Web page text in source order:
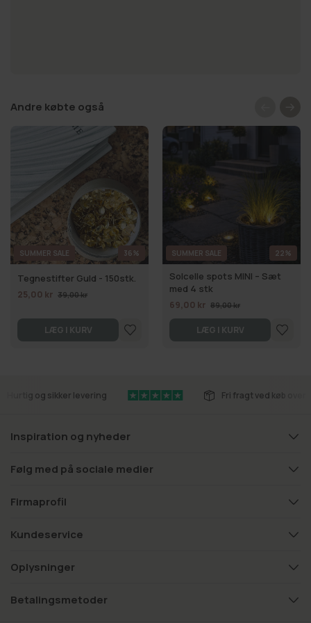
Andre købte også
SUMMER SALE 36%
Tegnestifter Guld - 150stk.
25,00 kr 39,00 kr
LÆG I KURV
SUMMER SALE 22%
Solcelle spots MINI – Sæt
med 4 stk
69,00 kr 89,00 kr
LÆG I KURV
Hurtig og sikker levering Fri fragt ved køb over
Inspiration og nyheder
Følg med på sociale medier
Firmaprofil
Kundeservice
Oplysninger
Betalingsmetoder